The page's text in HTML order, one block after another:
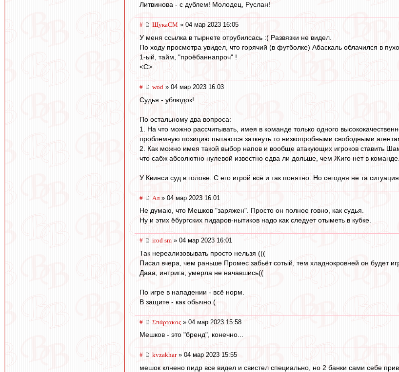
Литвинова - с дублем! Молодец, Руслан!
# ЩукаСМ » 04 мар 2023 16:05
У меня ссылка в тырнете отрубилсась :( Развязки не видел.
По ходу просмотра увидел, что горячий (в футболке) Абаскаль облачился в
1-ый, тайм, "проёбаннапроч" !
<C>
# wod » 04 мар 2023 16:03
Судья - ублюдок!
По остальному два вопроса:
1. На что можно рассчитывать, имея в команде только одного
проблемную позицию пытаются заткнуть то низкопробными свободными
2. Как можно имея такой выбор напов и вообще атакующих игроков ставить
что сабж абсолютно нулевой известно едва ли дольше, чем Жиго нет в команде.
У Квинси суд в голове. С его игрой всё и так понятно. Но сегодня не та
# Ал » 04 мар 2023 16:01
Не думаю, что Мешков "заряжен". Просто он полное говно, как судья.
Ну и этих ëбургских пидаров-нытиков надо как следует отыметь в кубке.
# irod sm » 04 мар 2023 16:01
Так нереализовывать просто нельзя (((
Писал вчера, чем раньше Промес забьёт сотый, тем хладнокровней он будет
Дааа, интрига, умерла не начавшись((
По игре в нападении - всё норм.
В защите - как обычно (
# Σπάρτακος » 04 мар 2023 15:58
Мешков - это "бренд", конечно...
# kvzakhar» 04 мар 2023 15:55
мешок клнено пидр все видел и свистел специально, но 2 банки сами себе